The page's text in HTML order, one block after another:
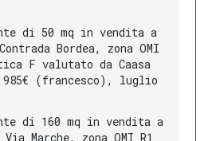
di 50 mq in vendita a
Bordea, zona OMI
F valutato da Caasa
(francesco), luglio
di 160 mq in vendita a
Marche, zona OMI R1